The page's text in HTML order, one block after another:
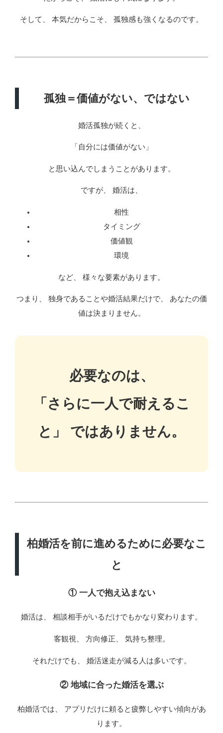
そして、 本気だからこそ、 孤独感も強くなるのです。
孤独＝価値がない、ではない
婚活孤独が続くと、
「自分には価値がない」
と思い込んでしまうことがあります。
ですが、 婚活は、
相性
タイミング
価値観
環境
など、 様々な要素があります。
つまり、 独身であることや婚活結果だけで、 あなたの価
値は決まりません。
必要なのは、
「さらに一人で耐えるこ
と」 ではありません。
柏婚活を前に進めるために必要なこ
と
① 一人で抱え込まない
婚活は、 相談相手がいるだけでもかなり変わります。
客観視、 方向修正、 気持ち整理。
それだけでも、 婚活迷走が減る人は多いです。
② 地域に合った婚活を選ぶ
柏婚活では、 アプリだけに頼ると疲弊しやすい傾向があ
ります。